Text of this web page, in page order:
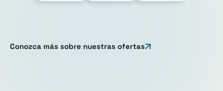
Conozca más sobre nuestras ofertas